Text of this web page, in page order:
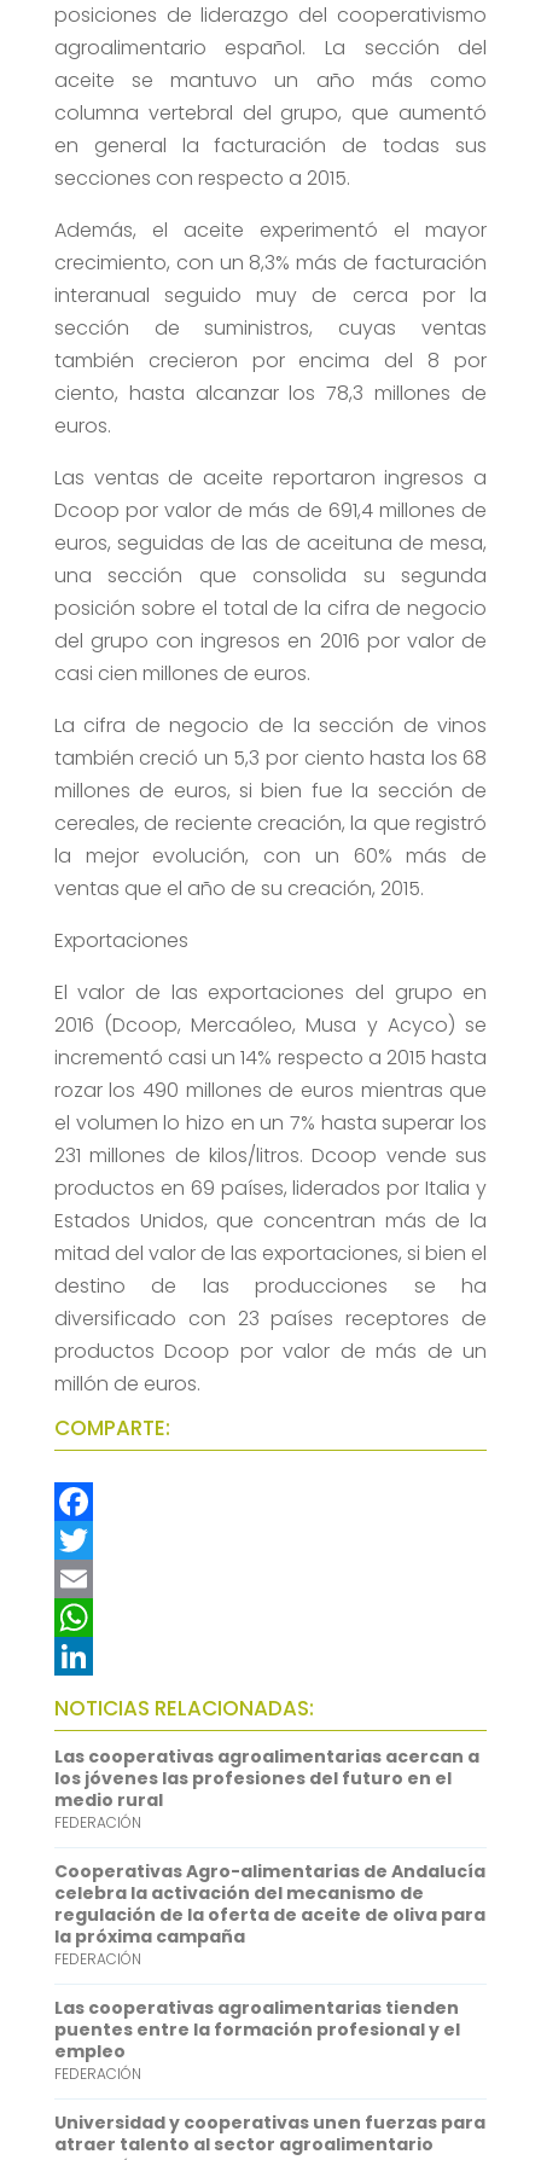
posiciones de liderazgo del cooperativismo
agroalimentario español. La sección del
aceite se mantuvo un año más como
columna vertebral del grupo, que aumentó
en general la facturación de todas sus
secciones con respecto a 2015.
Además, el aceite experimentó el mayor
crecimiento, con un 8,3% más de facturación
interanual seguido muy de cerca por la
sección de suministros, cuyas ventas
también crecieron por encima del 8 por
ciento, hasta alcanzar los 78,3 millones de
euros.
Las ventas de aceite reportaron ingresos a
Dcoop por valor de más de 691,4 millones de
euros, seguidas de las de aceituna de mesa,
una sección que consolida su segunda
posición sobre el total de la cifra de negocio
del grupo con ingresos en 2016 por valor de
casi cien millones de euros.
La cifra de negocio de la sección de vinos
también creció un 5,3 por ciento hasta los 68
millones de euros, si bien fue la sección de
cereales, de reciente creación, la que registró
la mejor evolución, con un 60% más de
ventas que el año de su creación, 2015.
Exportaciones
El valor de las exportaciones del grupo en
2016 (Dcoop, Mercaóleo, Musa y Acyco) se
incrementó casi un 14% respecto a 2015 hasta
rozar los 490 millones de euros mientras que
el volumen lo hizo en un 7% hasta superar los
231 millones de kilos/litros. Dcoop vende sus
productos en 69 países, liderados por Italia y
Estados Unidos, que concentran más de la
mitad del valor de las exportaciones, si bien el
destino de las producciones se ha
diversificado con 23 países receptores de
productos Dcoop por valor de más de un
millón de euros.
COMPARTE:
F
a
c
e
b
o
o
k
T
w
t
t
e
r
E
m
a
i
l
W
h
a
t
s
A
p
p
L
i
n
k
e
d
I
n
NOTICIAS RELACIONADAS:
Las cooperativas agroalimentarias acercan a
los jóvenes las profesiones del futuro en el
medio rural
FEDERACIÓN
Cooperativas Agro-alimentarias de Andalucía
celebra la activación del mecanismo de
regulación de la oferta de aceite de oliva para
la próxima campaña
FEDERACIÓN
Las cooperativas agroalimentarias tienden
puentes entre la formación profesional y el
empleo
FEDERACIÓN
Universidad y cooperativas unen fuerzas para
atraer talento al sector agroalimentario